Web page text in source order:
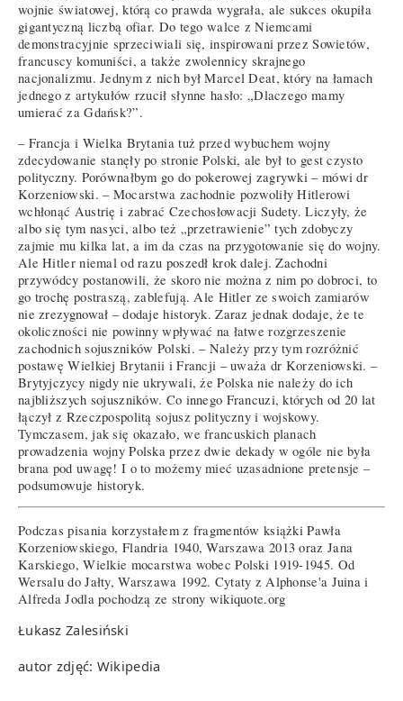
wojnie światowej, którą co prawda wygrała, ale sukces okupiła
gigantyczną liczbą ofiar. Do tego walce z Niemcami
demonstracyjnie sprzeciwiali się, inspirowani przez Sowietów,
francuscy komuniści, a także zwolennicy skrajnego
nacjonalizmu. Jednym z nich był Marcel Deat, który na łamach
jednego z artykułów rzucił słynne hasło: „Dlaczego mamy
umierać za Gdańsk?”.
– Francja i Wielka Brytania tuż przed wybuchem wojny
zdecydowanie stanęły po stronie Polski, ale był to gest czysto
polityczny. Porównałbym go do pokerowej zagrywki – mówi dr
Korzeniowski. – Mocarstwa zachodnie pozwoliły Hitlerowi
wchłonąć Austrię i zabrać Czechosłowacji Sudety. Liczyły, że
albo się tym nasyci, albo też „przetrawienie” tych zdobyczy
zajmie mu kilka lat, a im da czas na przygotowanie się do wojny.
Ale Hitler niemal od razu poszedł krok dalej. Zachodni
przywódcy postanowili, że skoro nie można z nim po dobroci, to
go trochę postraszą, zablefują. Ale Hitler ze swoich zamiarów
nie zrezygnował – dodaje historyk. Zaraz jednak dodaje, że te
okoliczności nie powinny wpływać na łatwe rozgrzeszenie
zachodnich sojuszników Polski. – Należy przy tym rozróżnić
postawę Wielkiej Brytanii i Francji – uważa dr Korzeniowski. –
Brytyjczycy nigdy nie ukrywali, że Polska nie należy do ich
najbliższych sojuszników. Co innego Francuzi, których od 20 lat
łączył z Rzeczpospolitą sojusz polityczny i wojskowy.
Tymczasem, jak się okazało, we francuskich planach
prowadzenia wojny Polska przez dwie dekady w ogóle nie była
brana pod uwagę! I o to możemy mieć uzasadnione pretensje –
podsumowuje historyk.
Podczas pisania korzystałem z fragmentów książki Pawła
Korzeniowskiego, Flandria 1940, Warszawa 2013 oraz Jana
Karskiego, Wielkie mocarstwa wobec Polski 1919-1945. Od
Wersalu do Jałty, Warszawa 1992. Cytaty z Alphonse'a Juina i
Alfreda Jodla pochodzą ze strony wikiquote.org
Łukasz Zalesiński
autor zdjęć: Wikipedia